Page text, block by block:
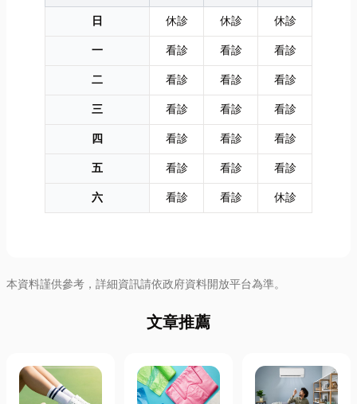
日
休診 休診
休診
一
看診 看診
看診
二
看診 看診
看診
三
看診 看診
看診
四
看診 看診
看診
五
看診 看診
看診
六
看診 看診 休診
本資料謹供參考，詳細資訊請依政府資料開放平台為準。
文章推薦